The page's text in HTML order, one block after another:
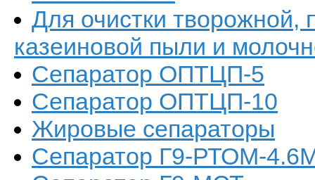
Для очистки творожной,
казеиновой пыли и
Сепаратор ОПТЦП-5
Сепаратор ОПТЦП-10
Жировые сепараторы
Сепаратор Г9-РТОМ-